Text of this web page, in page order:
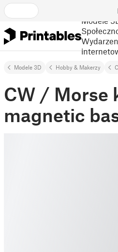
Modele
Modele 3D Hobby & Makerzy
CW / Morse
magnetic